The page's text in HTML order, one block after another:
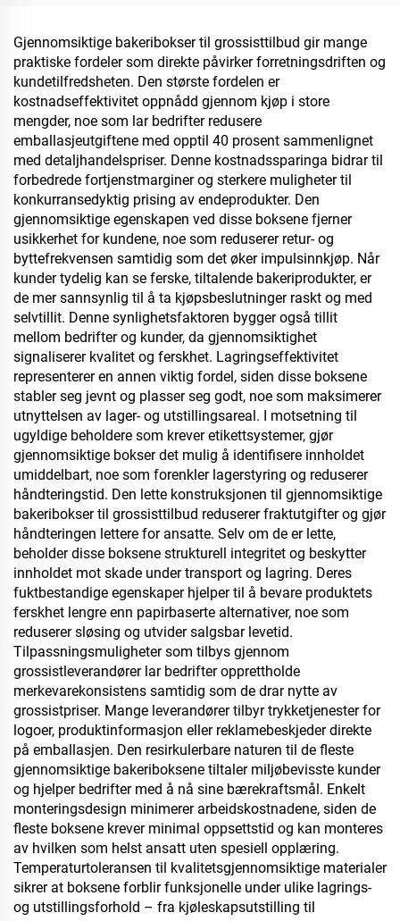
Gjennomsiktige bakeribokser til grossisttilbud gir mange
praktiske fordeler som direkte påvirker forretningsdriften og
kundetilfredsheten. Den største fordelen er
kostnadseffektivitet oppnådd gjennom kjøp i store
mengder, noe som lar bedrifter redusere
emballasjeutgiftene med opptil 40 prosent sammenlignet
med detaljhandelspriser. Denne kostnadssparinga bidrar til
forbedrede fortjenstmarginer og sterkere muligheter til
konkurransedyktig prising av endeprodukter. Den
gjennomsiktige egenskapen ved disse boksene fjerner
usikkerhet for kundene, noe som reduserer retur- og
byttefrekvensen samtidig som det øker impulsinnkjøp. Når
kunder tydelig kan se ferske, tiltalende bakeriprodukter, er
de mer sannsynlig til å ta kjøpsbeslutninger raskt og med
selvtillit. Denne synlighetsfaktoren bygger også tillit
mellom bedrifter og kunder, da gjennomsiktighet
signaliserer kvalitet og ferskhet. Lagringseffektivitet
representerer en annen viktig fordel, siden disse boksene
stabler seg jevnt og plasser seg godt, noe som maksimerer
utnyttelsen av lager- og utstillingsareal. I motsetning til
ugyldige beholdere som krever etikettsystemer, gjør
gjennomsiktige bokser det mulig å identifisere innholdet
umiddelbart, noe som forenkler lagerstyring og reduserer
håndteringstid. Den lette konstruksjonen til gjennomsiktige
bakeribokser til grossisttilbud reduserer fraktutgifter og gjør
håndteringen lettere for ansatte. Selv om de er lette,
beholder disse boksene strukturell integritet og beskytter
innholdet mot skade under transport og lagring. Deres
fuktbestandige egenskaper hjelper til å bevare produktets
ferskhet lengre enn papirbaserte alternativer, noe som
reduserer sløsing og utvider salgsbar levetid.
Tilpassningsmuligheter som tilbys gjennom
grossistleverandører lar bedrifter opprettholde
merkevarekonsistens samtidig som de drar nytte av
grossistpriser. Mange leverandører tilbyr trykketjenester for
logoer, produktinformasjon eller reklamebeskjeder direkte
på emballasjen. Den resirkulerbare naturen til de fleste
gjennomsiktige bakeriboksene tiltaler miljøbevisste kunder
og hjelper bedrifter med å nå sine bærekraftsmål. Enkelt
monteringsdesign minimerer arbeidskostnadene, siden de
fleste boksene krever minimal oppsettstid og kan monteres
av hvilken som helst ansatt uten spesiell opplæring.
Temperaturtoleransen til kvalitetsgjennomsiktige materialer
sikrer at boksene forblir funksjonelle under ulike lagrings-
og utstillingsforhold – fra kjøleskapsutstilling til